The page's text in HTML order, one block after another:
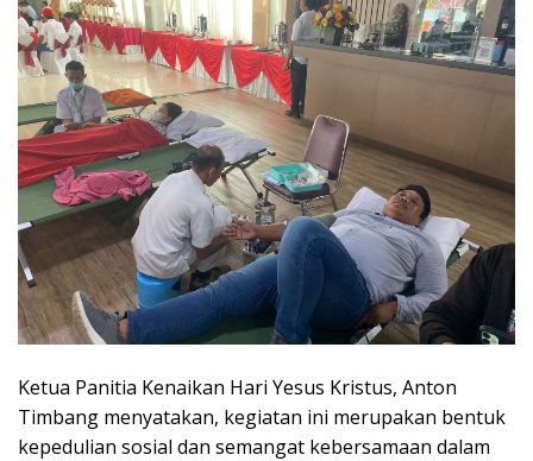
Ketua Panitia Kenaikan Hari Yesus Kristus, Anton
Timbang menyatakan, kegiatan ini merupakan bentuk
kepedulian sosial dan semangat kebersamaan dalam